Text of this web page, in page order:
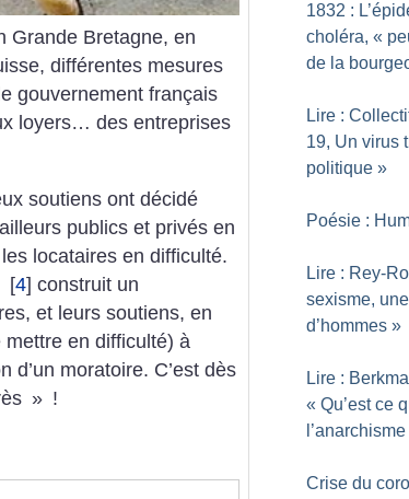
Grande Bretagne, en
différentes mesures
gouvernement français
loyers… des entreprises
soutiens ont décidé
publics et privés en
locataires en difficulté.
[4] construit un
et leurs soutiens, en
en difficulté) à
d’un moratoire. C’est dès
» !
1832 :
choléra, «
de la
Lire :
19, Un virus
politique »
Poésie :
Lire : Rey-
sexisme,
d’hommes »
Lire :
« Qu’est ce
l’anarchisme
Crise du